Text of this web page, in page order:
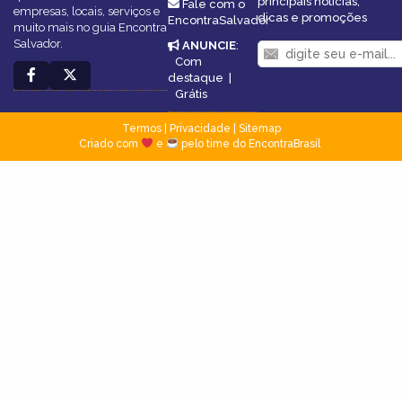
empresas, locais, serviços e
muito mais no guia Encontra
Salvador.
Fale com o
EncontraSalvador
ANUNCIE:
Com
destaque |
Grátis
dicas e promoções
Termos| Privacidade
Sitemap
Criado com
e pelo time do EncontraBrasil